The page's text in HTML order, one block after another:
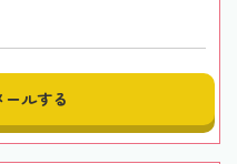
ルする